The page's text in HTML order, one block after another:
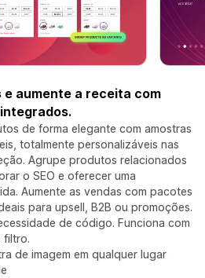
e aumente a receita com
de forma elegante com amostras
totalmente personalizáveis nas
Agrupe produtos relacionados
o SEO e oferecer uma
Aumente as vendas com pacotes
para upsell, B2B ou promoções.
de código. Funciona com
filtro.
de imagem em qualquer lugar